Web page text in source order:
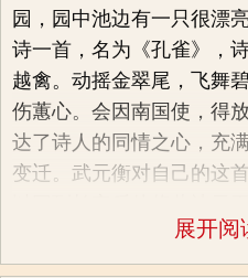
园，园中池边有一只很漂
诗一首，名为《孔雀》，
越禽。动摇金翠尾，飞舞
伤蕙心。会因南国使，得
达了诗人的同情之心，充
变迁。武元衡对自己的这
多诗人的唱和。白居易读
述不尽人如意，形象也不
展开